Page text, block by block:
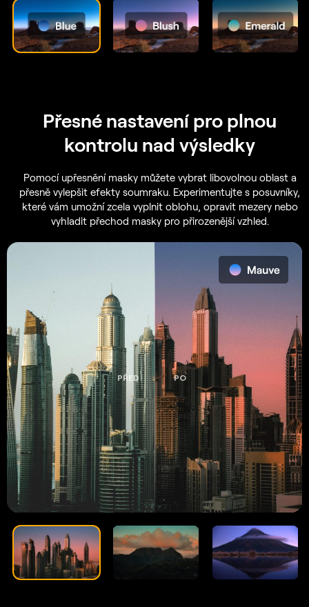
Přesné nastavení pro plnou
kontrolu nad výsledky
Pomocí upřesnění masky můžete vybrat libovolnou oblast a
přesně vylepšit efekty soumraku. Experimentujte s posuvníky,
které vám umožní zcela vyplnit oblohu, opravit mezery nebo
vyhladit přechod masky pro přirozenější vzhled.
PŘED PO